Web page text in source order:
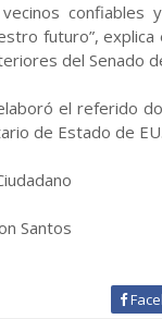
confiables
futuro”,
del Senado
el referido
de Estado de EU.
Santos